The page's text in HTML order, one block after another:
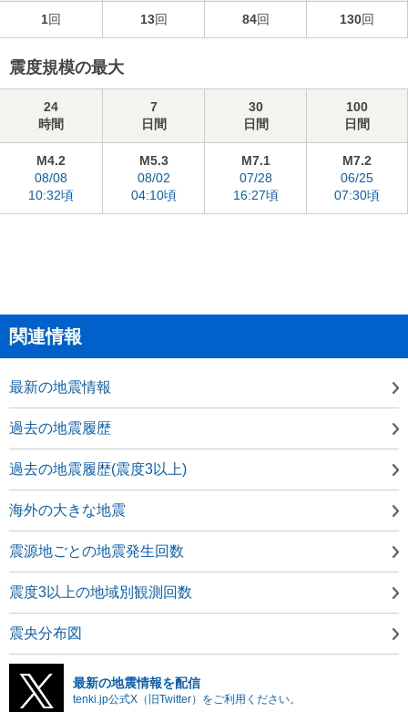
1回 13回 84回 130回
震度規模の最大
24
時間
7
日間
30
日間
100
日間
M4.2
08/08
10:32頃
M5.3
08/02
04:10頃
M7.1
07/28
16:27頃
M7.2
06/25
07:30頃
関連情報
最新の地震情報
過去の地震履歴
過去の地震履歴(震度3以上)
海外の大きな地震
震源地ごとの地震発生回数
震度3以上の地域別観測回数
震央分布図
最新の地震情報を配信
tenki.jp公式X（旧Twitter）をご利用ください。